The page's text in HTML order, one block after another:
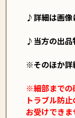
♪詳細は画像
♪当方の出品
※そのほか詳
※細部までの
トラブル防
お受けできま